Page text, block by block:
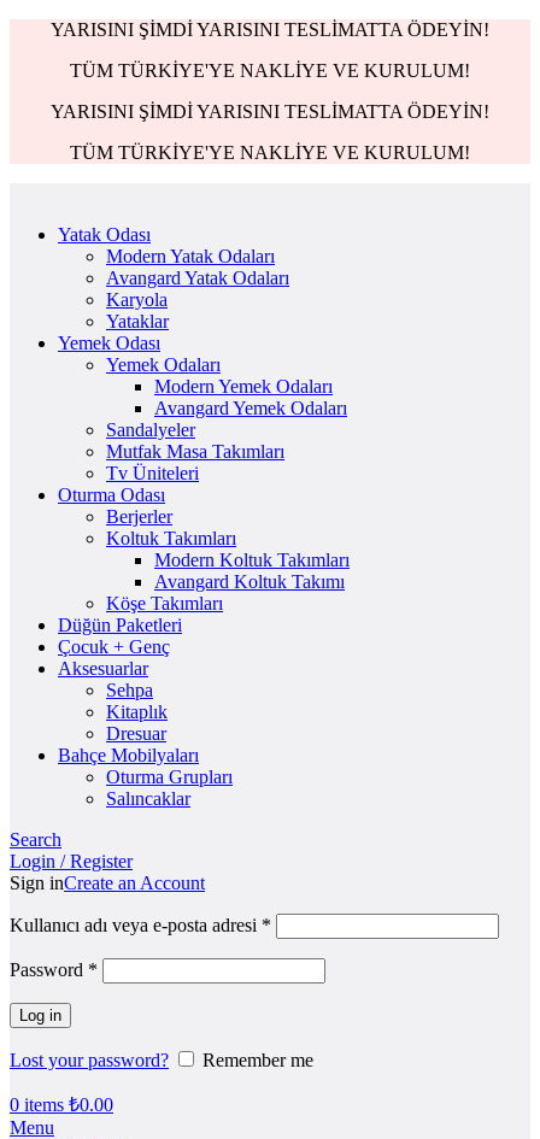
YARISINI ŞİMDİ YARISINI TESLİMATTA ÖDEYİN!
TÜM TÜRKİYE'YE NAKLİYE VE KURULUM!
YARISINI ŞİMDİ YARISINI TESLİMATTA ÖDEYİN!
TÜM TÜRKİYE'YE NAKLİYE VE KURULUM!
Yatak Odası
Modern Yatak Odaları
Avangard Yatak Odaları
Karyola
Yataklar
Yemek Odası
Yemek Odaları
Modern Yemek Odaları
Avangard Yemek Odaları
Sandalyeler
Mutfak Masa Takımları
Tv Üniteleri
Oturma Odası
Berjerler
Koltuk Takımları
Modern Koltuk Takımları
Avangard Koltuk Takımı
Köşe Takımları
Düğün Paketleri
Çocuk + Genç
Aksesuarlar
Sehpa
Kitaplık
Dresuar
Bahçe Mobilyaları
Oturma Grupları
Salıncaklar
Search
Login / Register
Sign inCreate an Account
Kullanıcı adı veya e-posta adresi *
Password *
Log in
Lost your password? Remember me
0 items ₺0.00
Menu